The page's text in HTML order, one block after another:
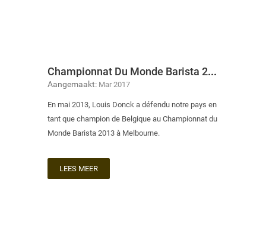
Championnat Du Monde Barista 2013
Aangemaakt: Mar 2017
En mai 2013, Louis Donck a défendu notre pays en
tant que champion de Belgique au Championnat du
Monde Barista 2013 à Melbourne.
LEES MEER